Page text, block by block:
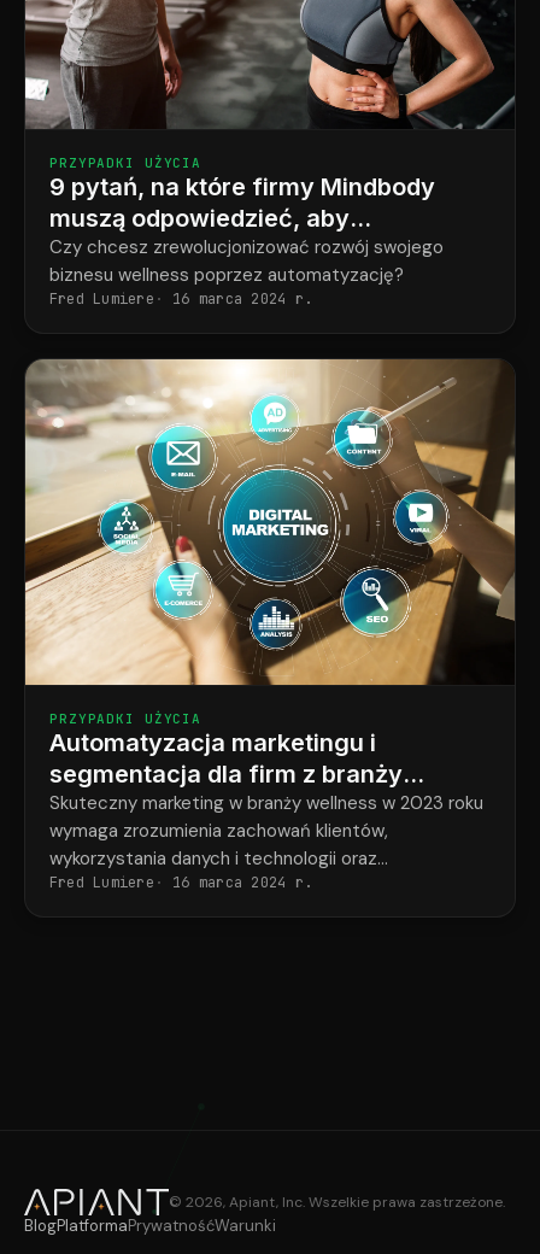
PRZYPADKI UŻYCIA
9 pytań, na które firmy Mindbody
muszą odpowiedzieć, aby
zautomatyzować wzrost
Czy chcesz zrewolucjonizować rozwój swojego
biznesu wellness poprzez automatyzację?
Fred Lumiere 16 marca 2024 r.
PRZYPADKI UŻYCIA
Automatyzacja marketingu i
segmentacja dla firm z branży
wellness
Skuteczny marketing w branży wellness w 2023 roku
wymaga zrozumienia zachowań klientów,
wykorzystania danych i technologii oraz
personalizacji komunikacji poprzez automatyzację i
segmentację. CRMConnect synchronizuje Mindbody
Fred Lumiere 16 marca 2024 r.
© 2026, Apiant, Inc. Wszelkie prawa zastrzeżone.
BlogPlatformaPrywatnośćWarunki